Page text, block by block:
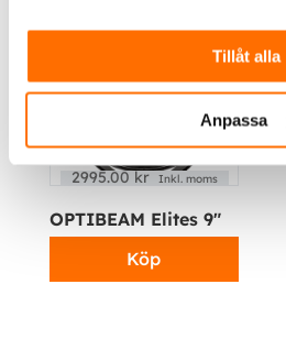
Tillåt alla
Anpassa
2995.00kr Inkl. moms
OPTIBEAM Elites 9″
Köp